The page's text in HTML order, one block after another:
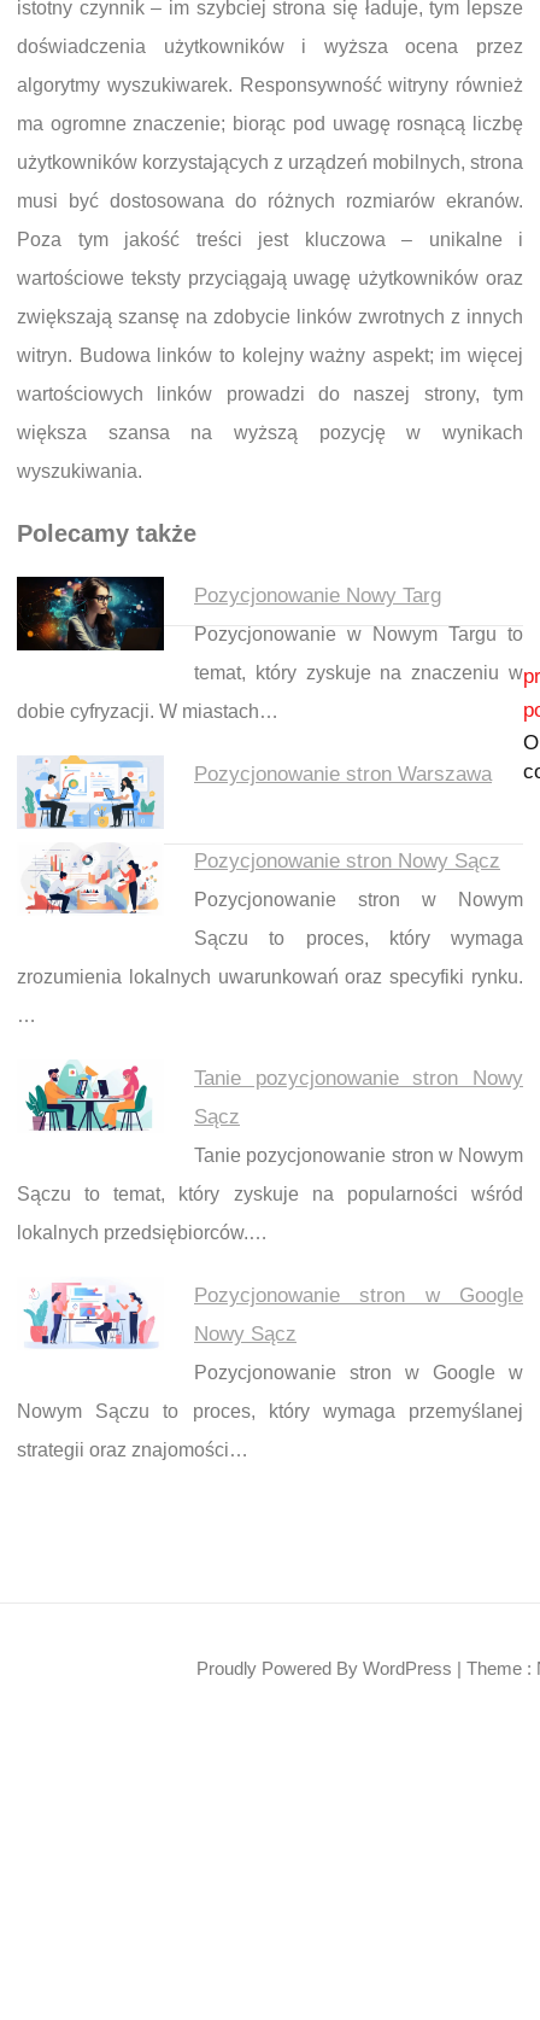
istotny czynnik – im szybciej strona się ładuje, tym lepsze
doświadczenia użytkowników i wyższa ocena przez
algorytmy wyszukiwarek. Responsywność witryny również
ma ogromne znaczenie; biorąc pod uwagę rosnącą liczbę
użytkowników korzystających z urządzeń mobilnych, strona
musi być dostosowana do różnych rozmiarów ekranów.
Poza tym jakość treści jest kluczowa – unikalne i
wartościowe teksty przyciągają uwagę użytkowników oraz
zwiększają szansę na zdobycie linków zwrotnych z innych
witryn. Budowa linków to kolejny ważny aspekt; im więcej
wartościowych linków prowadzi do naszej strony, tym
większa szansa na wyższą pozycję w wynikach
wyszukiwania.
Polecamy także
Pozycjonowanie Nowy Targ
Pozycjonowanie w Nowym Targu to
temat, który zyskuje na znaczeniu w
dobie cyfryzacji. W miastach…
Pozycjonowanie stron Warszawa
Pozycjonowanie stron Nowy Sącz
Pozycjonowanie stron w Nowym
Sączu to proces, który wymaga
zrozumienia lokalnych uwarunkowań oraz specyfiki rynku.
…
Tanie pozycjonowanie stron Nowy
Sącz
Tanie pozycjonowanie stron w Nowym
Sączu to temat, który zyskuje na popularności wśród
lokalnych przedsiębiorców.…
Pozycjonowanie stron w Google
Nowy Sącz
Pozycjonowanie stron w Google w
Nowym Sączu to proces, który wymaga przemyślanej
strategii oraz znajomości…
Nawigacja wpisu
Proudly Powered By WordPress | Theme :